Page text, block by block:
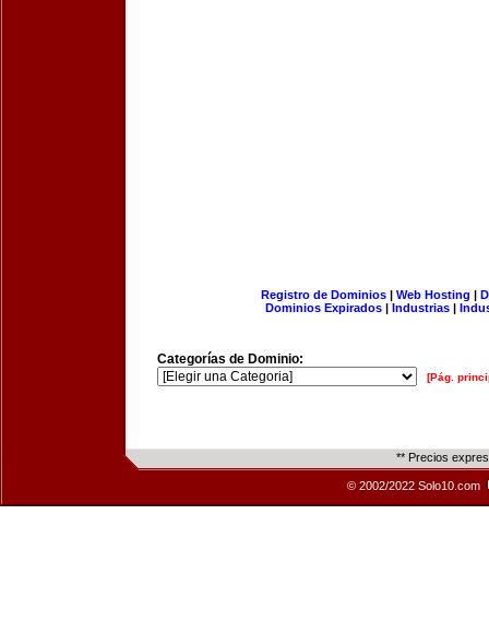
Registro de Dominios| Web Hosting |
Dominios Expirados | Industrias |
Categorías de Dominio:
[Pág.
** Precios
© 2002/2022 Solo10.com